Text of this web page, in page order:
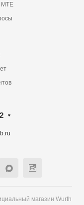
магазин Wurth